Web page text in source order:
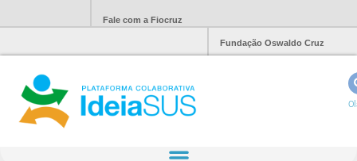
Fale com a Fiocruz
Fundação Oswaldo Cruz